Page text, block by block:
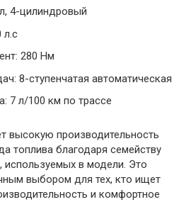
4-цилиндровый
л.с
280 Нм
8-ступенчатая автоматическая
7 л/100 км по трассе
высокую производительность
топлива благодаря семейству
используемых в модели. Это
выбором для тех, кто ищет
и комфортное